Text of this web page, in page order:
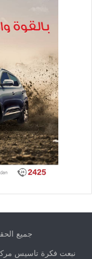
جميع
نبعت فكرة تاسيس